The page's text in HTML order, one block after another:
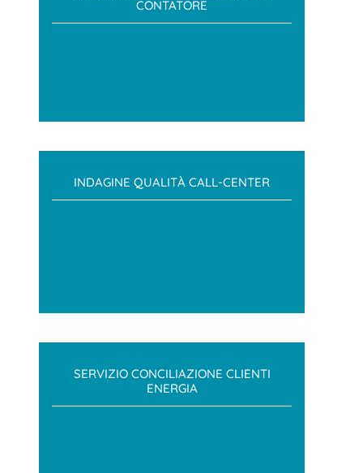
CONTATORE
INDAGINE QUALITÀ CALL-CENTER
SERVIZIO CONCILIAZIONE CLIENTI
ENERGIA